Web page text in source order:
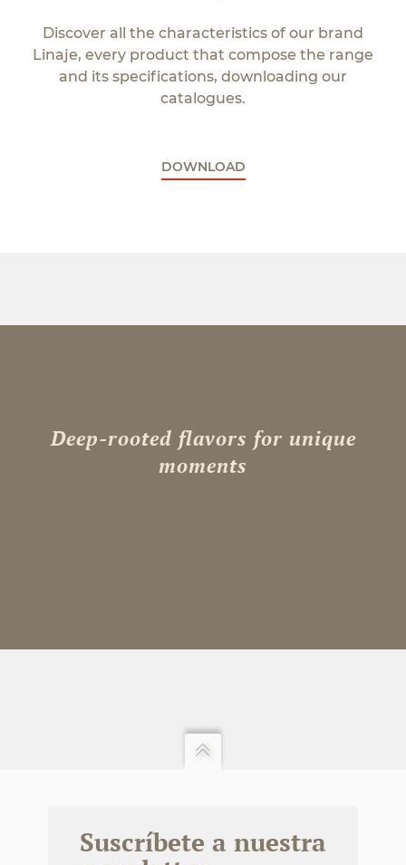
Discover all the characteristics of our brand
Linaje, every product that compose the range
and its specifications, downloading our
catalogues.
DOWNLOAD
Deep-rooted flavors for unique
moments
Suscríbete a nuestra